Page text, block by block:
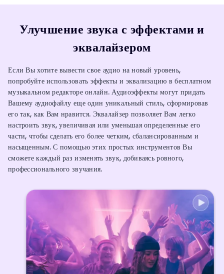
Улучшение звука с эффектами и
эквалайзером
Если Вы хотите вывести свое аудио на новый уровень,
попробуйте использовать эффекты и эквализацию в бесплатном
музыкальном редакторе онлайн. Аудиоэффекты могут придать
Вашему аудиофайлу еще один уникальный стиль, сформировав
его так, как Вам нравится. Эквалайзер позволяет Вам легко
настроить звук, увеличивая или уменьшая определенные его
части, чтобы сделать его более четким, сбалансированным и
насыщенным. С помощью этих простых инструментов Вы
сможете каждый раз изменять звук, добиваясь ровного,
профессионального звучания.